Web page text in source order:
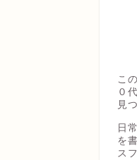
こ
０
見
日
を
ス